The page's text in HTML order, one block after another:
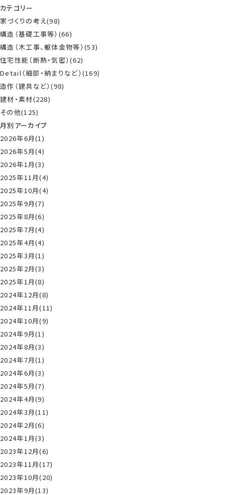
カテゴリー
家づくりの考え(98)
構造（基礎工事等）(66)
構造（木工事、躯体金物等）(53)
住宅性能（断熱・気密）(62)
Detail（細部・納まりなど）(169)
造作（建具など）(98)
建材・素材(228)
その他(125)
月別アーカイブ
2026年6月(1)
2026年5月(4)
2026年1月(3)
2025年11月(4)
2025年10月(4)
2025年9月(7)
2025年8月(6)
2025年7月(4)
2025年4月(4)
2025年3月(1)
2025年2月(3)
2025年1月(8)
2024年12月(8)
2024年11月(11)
2024年10月(9)
2024年9月(1)
2024年8月(3)
2024年7月(1)
2024年6月(3)
2024年5月(7)
2024年4月(9)
2024年3月(11)
2024年2月(6)
2024年1月(3)
2023年12月(6)
2023年11月(17)
2023年10月(20)
2023年9月(13)